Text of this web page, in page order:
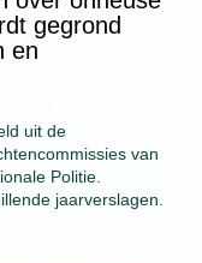
gegrond
en
uit de
van
Politie.
jaarverslagen.